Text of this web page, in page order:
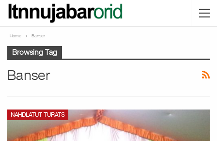
Home Banser
Browsing Tag
Banser
NAHDLATUT TURATS